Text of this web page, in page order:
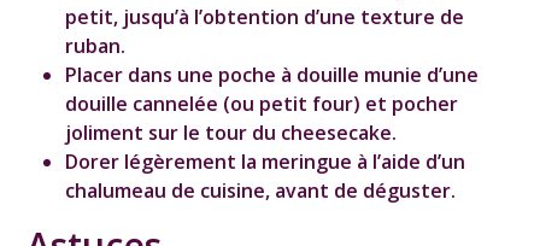
petit, jusqu’à l’obtention d’une texture de
ruban.
Placer dans une poche à douille munie d’une
douille cannelée (ou petit four) et pocher
joliment sur le tour du cheesecake.
Dorer légèrement la meringue à l’aide d’un
chalumeau de cuisine, avant de déguster.